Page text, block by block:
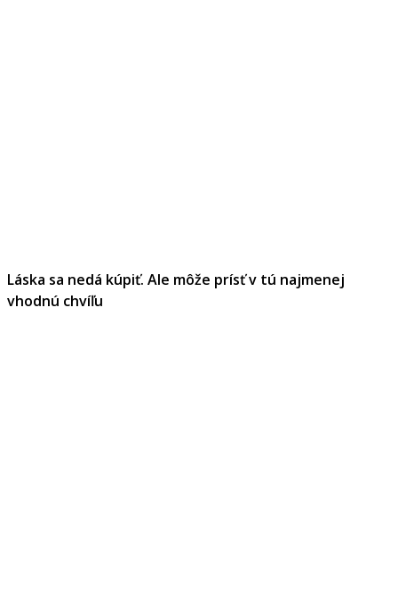
Láska sa nedá kúpiť. Ale môže prísť v tú najmenej
vhodnú chvíľu